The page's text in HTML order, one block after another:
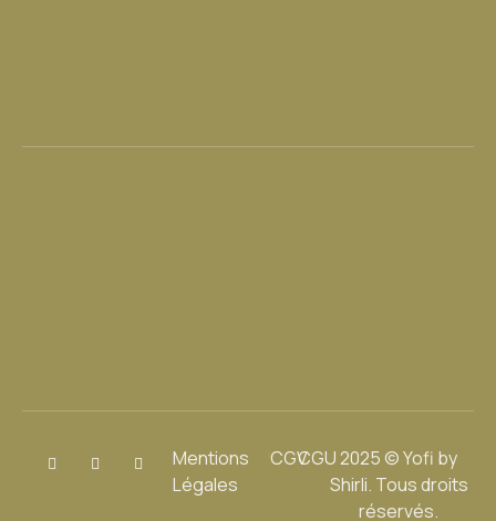
2025 © Yofi by
Shirli. Tous droits
réservés.
Mentions
Légales
CGVCGU